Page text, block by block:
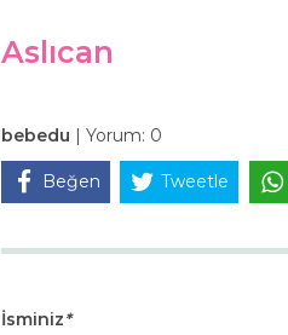
Aslıcan
bebedu | Yorum: 0
Beğen Tweetle
İsminiz*